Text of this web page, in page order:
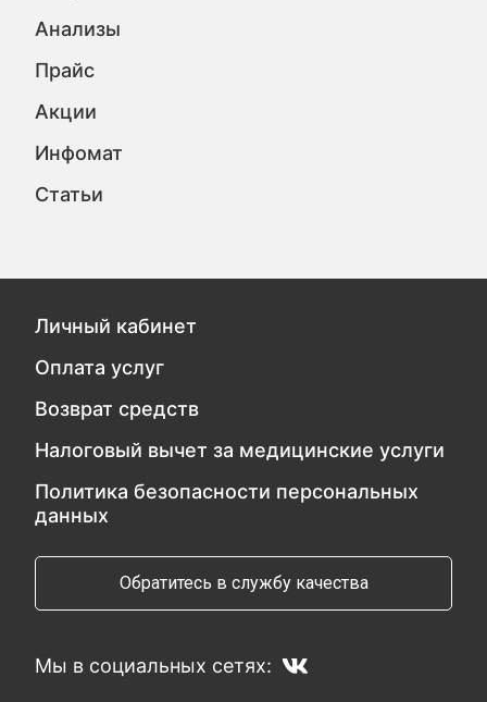
Анализы
Прайс
Акции
Инфомат
Статьи
Личный кабинет
Оплата услуг
Возврат средств
Налоговый вычет за медицинские услуги
Политика безопасности персональных
данных
Обратитесь в службу качества
Мы в социальных сетях: